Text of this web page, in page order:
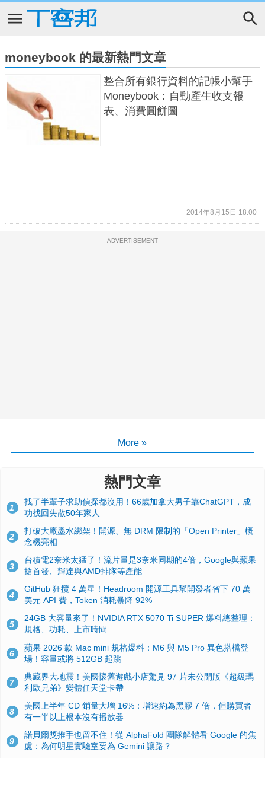
moneybook 的最新熱門文章
整合所有銀行資料的記帳小幫手
Moneybook：自動產生收支報
表、消費圓餅圖
2014年8月15日 18:00
ADVERTISEMENT
More »
熱門文章
1
找了半輩子求助偵探都沒用！66歲加拿大男子靠ChatGPT，成
功找回失散50年家人
2
打破大廠墨水綁架！開源、無 DRM 限制的「Open Printer」概
念機亮相
3
台積電2奈米太猛了！流片量是3奈米同期的4倍，Google與蘋果
搶首發、輝達與AMD排隊等產能
4
GitHub 狂攬 4 萬星！Headroom 開源工具幫開發者省下 70 萬
美元 API 費，Token 消耗暴降 92%
5
24GB 大容量來了！NVIDIA RTX 5070 Ti SUPER 爆料總整理：
規格、功耗、上市時間
6
蘋果 2026 款 Mac mini 規格爆料：M6 與 M5 Pro 異色搭檔登
場！容量或將 512GB 起跳
7
典藏界大地震！美國懷舊遊戲小店驚見 97 片未公開版《超級瑪
利歐兄弟》變體任天堂卡帶
8
美國上半年 CD 銷量大增 16%：增速約為黑膠 7 倍，但購買者
有一半以上根本沒有播放器
9
諾貝爾獎推手也留不住！從 AlphaFold 團隊解體看 Google 的焦
慮：為何明星實驗室要為 Gemini 讓路？